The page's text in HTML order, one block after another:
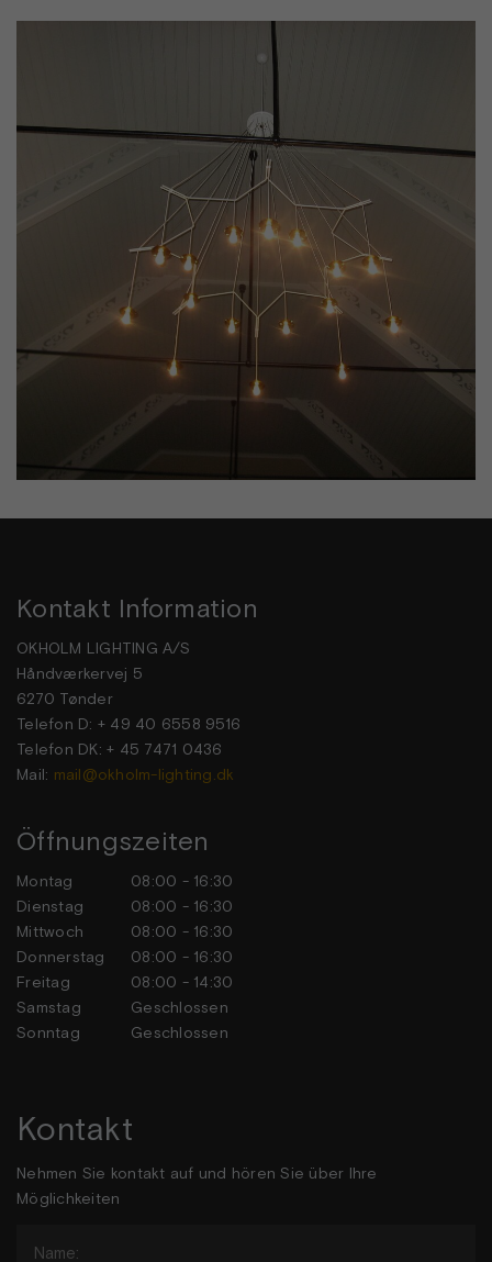
Kontakt Information
OKHOLM LIGHTING A/S
Håndværkervej 5
6270 Tønder
Telefon D: + 49 40 6558 9516
Telefon DK: + 45 7471 0436
Mail: mail@okholm-lighting.dk
Öffnungszeiten
Montag
08:00 - 16:30
Dienstag
08:00 - 16:30
Mittwoch
08:00 - 16:30
Donnerstag
08:00 - 16:30
Freitag
08:00 - 14:30
Samstag
Geschlossen
Sonntag
Geschlossen
Kontakt
Nehmen Sie kontakt auf und hören Sie über Ihre
Möglichkeiten